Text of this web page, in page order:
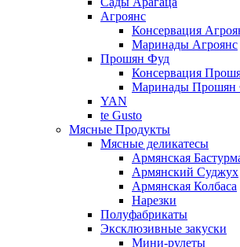
Агроянс
Консервация
Маринады Агроянс
Прошян Фуд
Консервация
Маринады Прошян
YAN
te Gusto
Мясные Продукты
Мясные деликатесы
Армянская
Армянский Суджух
Армянская Колбаса
Нарезки
Полуфабрикаты
Эксклюзивные закуски
Мини-рулеты